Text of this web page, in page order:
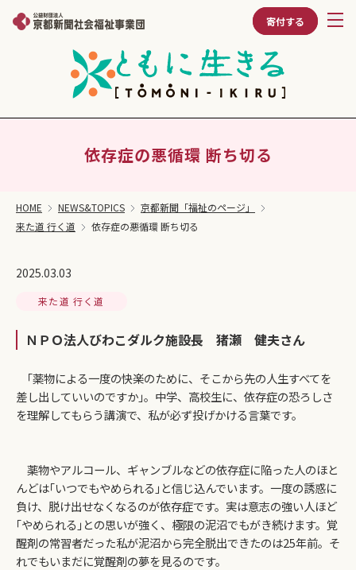
寄付する
依存症の悪循環 断ち切る
HOME NEWS&TOPICS
京都新聞「福祉のページ」
来た道 行く道
依存症の悪循環 断ち切る
2025.03.03
来た道 行く道
ＮＰＯ法人びわこダルク施設長 猪瀬 健夫さん
｢薬物による一度の快楽のために、そこから先の人生すべてを
差し出していいのですか｣。中学、高校生に、依存症の恐ろしさ
を理解してもらう講演で、私が必ず投げかける言葉です。
薬物やアルコール、ギャンブルなどの依存症に陥った人のほと
んどは｢いつでもやめられる｣と信じ込んでいます。一度の誘惑に
負け、脱け出せなくなるのが依存症です。実は意志の強い人ほど
｢やめられる｣との思いが強く、極限の泥沼でもがき続けます。覚
醒剤の常習者だった私が泥沼から完全脱出できたのは25年前。そ
れでもいまだに覚醒剤の夢を見るのです。